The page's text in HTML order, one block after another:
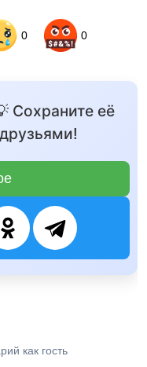
0 0
Сохраните её
как гость